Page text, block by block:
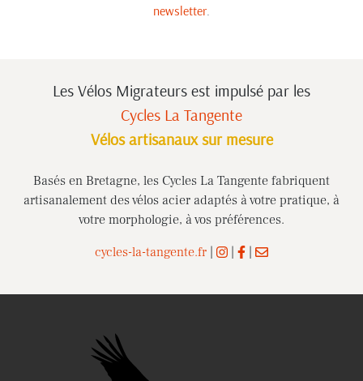
newsletter.
Les Vélos Migrateurs est impulsé par les
Cycles La Tangente
Vélos artisanaux sur mesure
Basés en Bretagne, les Cycles La Tangente fabriquent
artisanalement des vélos acier adaptés à votre pratique, à
votre morphologie, à vos préférences.
cycles-la-tangente.fr